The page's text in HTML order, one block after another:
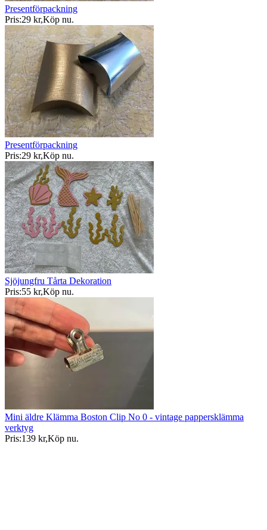
Presentförpackning
Pris:29 kr,Köp nu.
Presentförpackning
Pris:29 kr,Köp nu.
Sjöjungfru Tårta Dekoration
Pris:55 kr,Köp nu.
Mini äldre Klämma Boston Clip No 0 - vintage pappersklämma
verktyg
Pris:139 kr,Köp nu.